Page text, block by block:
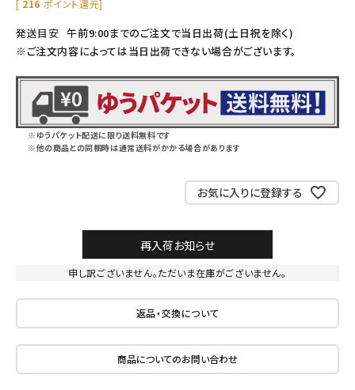
[ 216 ポイント還元]
発送目安 午前9:00までのご注文で当日出荷(土日祝を除く)
※ご注文内容によっては当日出荷できない場合がございます。
※ゆうパケット配送に限り送料無料です
※他の商品との同梱時は通常送料がかかる場合があります
お気に入りに登録する
再入荷お知らせ
申し訳ございません。ただいま在庫がございません。
返品・交換について
商品についてのお問い合わせ